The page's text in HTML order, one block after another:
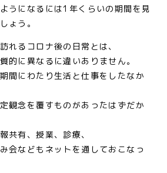
うになるには1年くらいの期間を見
ょう。
れるコロナ後の日常とは、
的に異なるに違いありません。
間にわたり生活と仕事をしたなか
観念を覆すものがあったはずだか
共有、授業、診療、
会などもネットを通しておこなっ